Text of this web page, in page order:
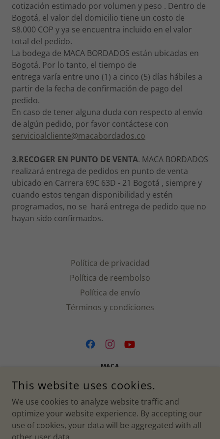
cotización estimado por volumen y peso . Dentro de
Bogotá, el valor del domicilio tiene un costo de
$8.000 COP y ya se encuentra incluido en el valor
total del pedido.
La bodega de MACA BORDADOS están ubicadas en
Bogotá. Por lo tanto, el tiempo de
entrega varía entre uno (1) a cinco (5) días hábiles a
partir de la fecha de confirmación de pago del
pedido.
En caso de tener alguna duda con respecto al envío
de algún pedido, por favor contáctese con
servicioalcliente@macabordados.co
3.RECOGER EN PUNTO DE VENTA. MACA BORDADOS
realizará entrega de pedidos en punto de venta
ubicado en Carrera 69C 63D - 21 Bogotá , siempre y
cuando estos tengan disponibilidad y estén
programados, no se hará entrega de pedido que no
hayan sido confirmados.
Política de privacidad
Política de reembolso
Política de envío
Términos y condiciones
MACA
CRA. 69C #63D-21, ENGATIVÁ, BOGOTÁ,
CUNDINAMARCA, COLOMBIA
320 733 9148
COPYRIGHT © 2022 MACA BORDADOS BY CATALINA LADINO-
This website uses cookies.
We use cookies to analyze website traffic and
optimize your website experience. By accepting our
use of cookies, your data will be aggregated with all